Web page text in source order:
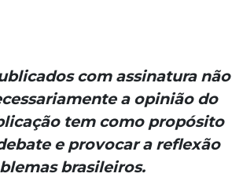
com assinatura não
a opinião do
tem como propósito
e provocar a reflexão
brasileiros.